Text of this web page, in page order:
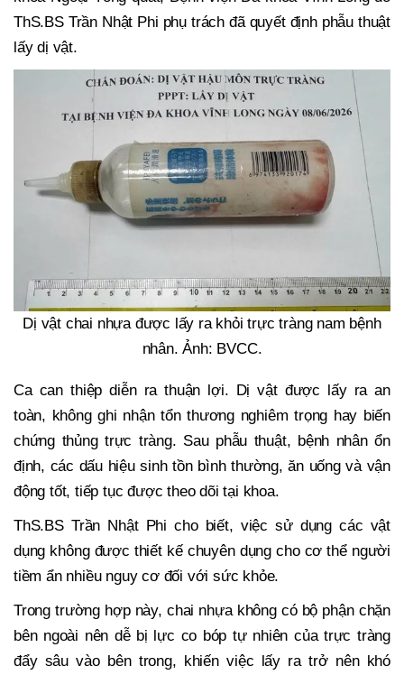
ThS.BS Trần Nhật Phi phụ trách đã quyết định phẫu thuật
lấy dị vật.
Dị vật chai nhựa được lấy ra khỏi trực tràng nam bệnh
nhân. Ảnh: BVCC.
Ca can thiệp diễn ra thuận lợi. Dị vật được lấy ra an
toàn, không ghi nhận tổn thương nghiêm trọng hay biến
chứng thủng trực tràng. Sau phẫu thuật, bệnh nhân ổn
định, các dấu hiệu sinh tồn bình thường, ăn uống và vận
động tốt, tiếp tục được theo dõi tại khoa.
ThS.BS Trần Nhật Phi cho biết, việc sử dụng các vật
dụng không được thiết kế chuyên dụng cho cơ thể người
tiềm ẩn nhiều nguy cơ đối với sức khỏe.
Trong trường hợp này, chai nhựa không có bộ phận chặn
bên ngoài nên dễ bị lực co bóp tự nhiên của trực tràng
đẩy sâu vào bên trong, khiến việc lấy ra trở nên khó